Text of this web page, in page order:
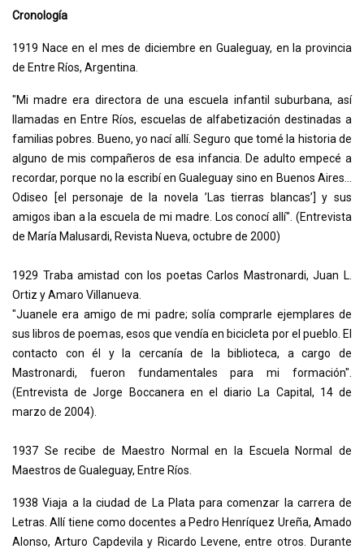
Cronología
1919 Nace en el mes de diciembre en Gualeguay, en la provincia
de Entre Ríos, Argentina.
"Mi madre era directora de una escuela infantil suburbana, así
llamadas en Entre Ríos, escuelas de alfabetización destinadas a
familias pobres. Bueno, yo nací allí. Seguro que tomé la historia de
alguno de mis compañeros de esa infancia. De adulto empecé a
recordar, porque no la escribí en Gualeguay sino en Buenos Aires...
Odiseo [el personaje de la novela ’Las tierras blancas’] y sus
amigos iban a la escuela de mi madre. Los conocí allí". (Entrevista
de María Malusardi, Revista Nueva, octubre de 2000)
1929 Traba amistad con los poetas Carlos Mastronardi, Juan L.
Ortiz y Amaro Villanueva.
"Juanele era amigo de mi padre; solía comprarle ejemplares de
sus libros de poemas, esos que vendía en bicicleta por el pueblo. El
contacto con él y la cercanía de la biblioteca, a cargo de
Mastronardi, fueron fundamentales para mi formación".
(Entrevista de Jorge Boccanera en el diario La Capital, 14 de
marzo de 2004).
1937 Se recibe de Maestro Normal en la Escuela Normal de
Maestros de Gualeguay, Entre Ríos.
1938 Viaja a la ciudad de La Plata para comenzar la carrera de
Letras. Allí tiene como docentes a Pedro Henríquez Ureña, Amado
Alonso, Arturo Capdevila y Ricardo Levene, entre otros. Durante